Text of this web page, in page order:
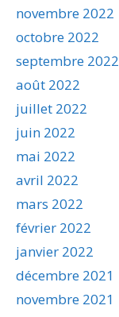
novembre 2022
octobre 2022
septembre 2022
août 2022
juillet 2022
juin 2022
mai 2022
avril 2022
mars 2022
février 2022
janvier 2022
décembre 2021
novembre 2021